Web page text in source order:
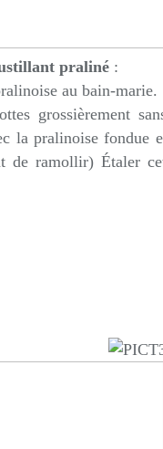
praliné :
au bain-marie.
grossièrement
la pralinoise fondue
de ramollir) Étaler